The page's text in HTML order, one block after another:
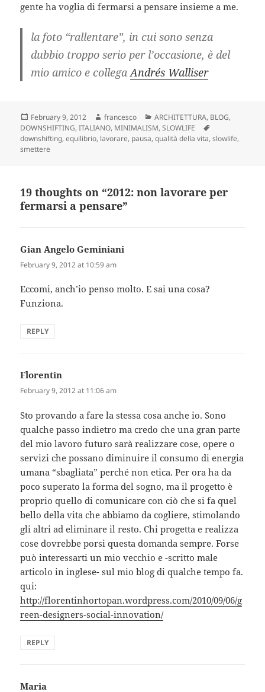
gente ha voglia di fermarsi a pensare insieme a me.
la foto “rallentare”, in cui sono senza
dubbio troppo serio per l’occasione, è del
mio amico e collegaAndrés Walliser
Posted
on
February 9, 2012 Author
francesco Categories
ARCHITETTURA, BLOG,
DOWNSHIFTING,ITALIANO, MINIMALISM,SLOWLIFE
downshifting,equilibrio, lavorare, pausa,qualità della vita,slowlife,
smettere
19 thoughts on “2012: non lavorare per
fermarsi a pensare”
Gian Angelo Geminiani
February 9, 2012 at 10:59 am
Eccomi, anch’io penso molto. E sai una cosa?
Funziona.
REPLY
Florentin
February 9, 2012 at 11:06 am
Sto provando a fare la stessa cosa anche io. Sono
qualche passo indietro ma credo che una gran parte
del mio lavoro futuro sarà realizzare cose, opere o
servizi che possano diminuire il consumo di energia
umana “sbagliata” perché non etica. Per ora ha da
poco superato la forma del sogno, ma il progetto è
proprio quello di comunicare con ciò che si fa quel
bello della vita che abbiamo da cogliere, stimolando
gli altri ad eliminare il resto. Chi progetta e realizza
cose dovrebbe porsi questa domanda sempre. Forse
può interessarti un mio vecchio e -scritto male
articolo in inglese- sul mio blog di qualche tempo fa.
qui:
http://florentinhortopan.wordpress.com/2010/09/06/g
reen-designers-social-innovation/
REPLY
Maria